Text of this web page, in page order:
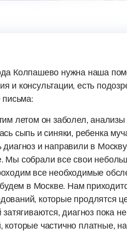
Колпашево нужна наша
и консультации, есть
письма:
летом он заболел,
сыпь и синяки, ребенка
и направили в
Мы собрали все свои
все необходимые
в Москве. Нам
которые продлятся
затягиваются, диагноз
частично платные,